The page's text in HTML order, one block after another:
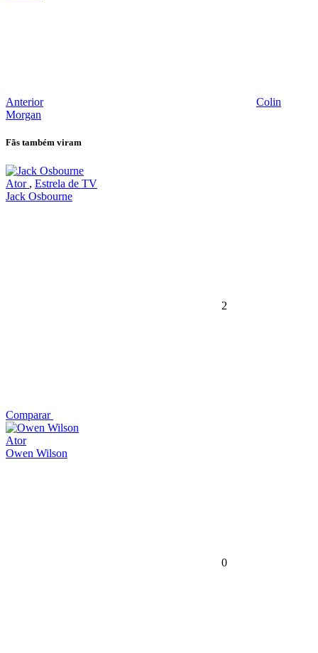
Anterior
Colin
Morgan
Fãs também viram
Ator , Estrela de TV
Jack Osbourne
2
Comparar
Ator
Owen Wilson
0